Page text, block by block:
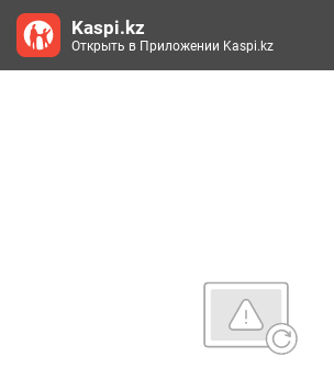
Kaspi.kz
Открыть в Приложении Kaspi.kz